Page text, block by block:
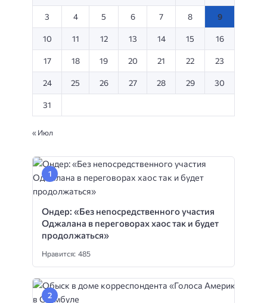
3 4 5 6 7 8 9
10 11 12 13 14 15 16
17 18 19 20 21 22 23
24 25 26 27 28 29 30
31
« Июл
Ондер: «Без непосредственного участия
Оджалана в переговорах хаос так и будет
продолжаться»
Нравится: 485